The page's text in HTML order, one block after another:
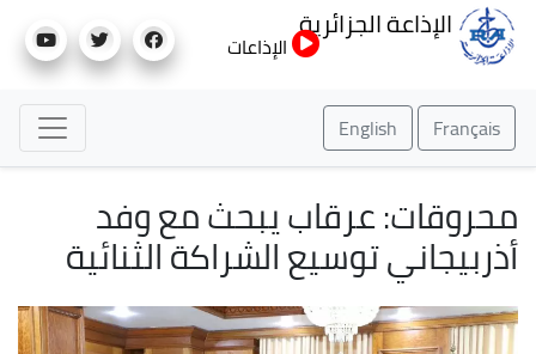
إلى
الإذاعة الجزائرية
الإذاعات
Français
English
محروقات: عرقاب يبحث مع وفد
أذربيجاني توسيع الشراكة الثنائية